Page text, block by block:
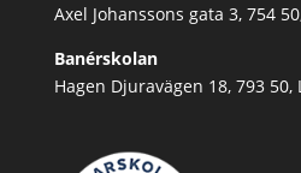
Axel Johanssons gata 3, 754
Banérskolan
Hagen Djuravägen 18, 793 50,